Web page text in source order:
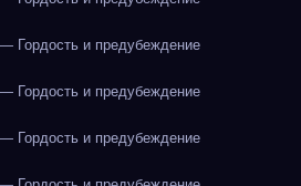
Гордость и предубеждение
Гордость и предубеждение
Гордость и предубеждение